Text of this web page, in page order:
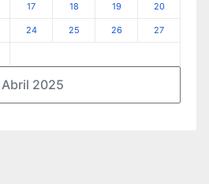
Abril 2025
17 18 19 20
24 25 26 27